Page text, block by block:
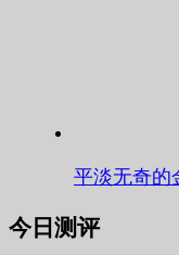
平淡无奇的
今日测评